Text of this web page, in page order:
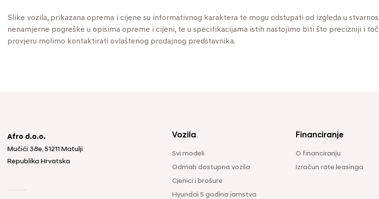
Slike vozila, prikazana oprema i cijene su informativnog karaktera te mogu odstupati od izgleda u
nenamjerne pogreške u opisima opreme i cijeni, te u specifikacijama istih nastojimo biti što precizniji i
provjeru molimo kontaktirati ovlaštenog prodajnog predstavnika.
Afro d.o.o.
Mučići 38e, 51211 Matulji
Republika Hrvatska
Vozila
Svi modeli
Odmah dostupna vozila
Cjenici i brošure
Hyundai 5 godina jamstva
Financiranje
O financiranju
Izračun rate leasinga